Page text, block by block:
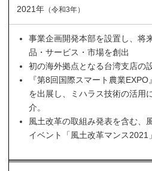
2021年（令和3年）
事業企画開発本部を設置し、将
品・サービス・市場を創出
初の海外拠点となる台湾支店の
『第8回国際スマート農業EXPO
を出展し、ミハラス技術の活用
介。
風土改革の取組み発表を含む、
イベント「風土改革マンス2021